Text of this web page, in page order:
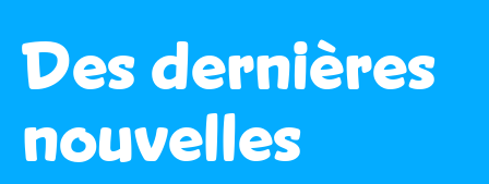
Des dernières
nouvelles